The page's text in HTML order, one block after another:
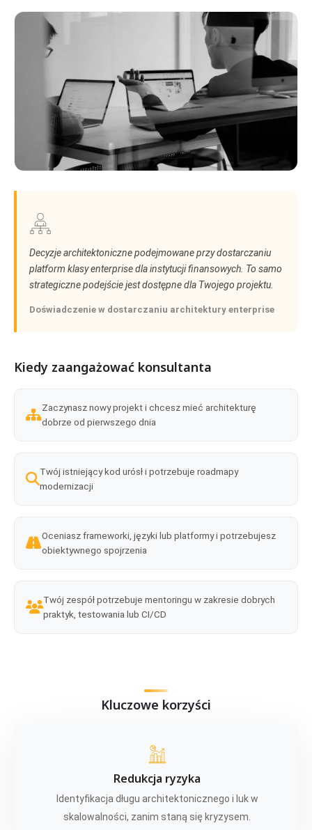
Decyzje architektoniczne podejmowane przy dostarczaniu
platform klasy enterprise dla instytucji finansowych. To samo
strategiczne podejście jest dostępne dla Twojego projektu.
Doświadczenie w dostarczaniu architektury enterprise
Kiedy zaangażować konsultanta
Zaczynasz nowy projekt i chcesz mieć architekturę
dobrze od pierwszego dnia
Twój istniejący kod urósł i potrzebuje roadmapy
modernizacji
Oceniasz frameworki, języki lub platformy i potrzebujesz
obiektywnego spojrzenia
Twój zespół potrzebuje mentoringu w zakresie dobrych
praktyk, testowania lub CI/CD
Kluczowe korzyści
Redukcja ryzyka
Identyfikacja długu architektonicznego i luk w
skalowalności, zanim staną się kryzysem.